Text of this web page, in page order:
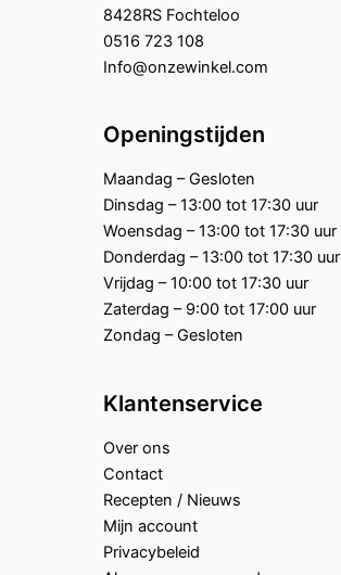
8428RS Fochteloo
0516 723 108
Info@onzewinkel.com
Openingstijden
Maandag – Gesloten
Dinsdag – 13:00 tot 17:30 uur
Woensdag – 13:00 tot 17:30 uur
Donderdag – 13:00 tot 17:30 uur
Vrijdag – 10:00 tot 17:30 uur
Zaterdag – 9:00 tot 17:00 uur
Zondag – Gesloten
Klantenservice
Over ons
Contact
Recepten / Nieuws
Mijn account
Privacybeleid